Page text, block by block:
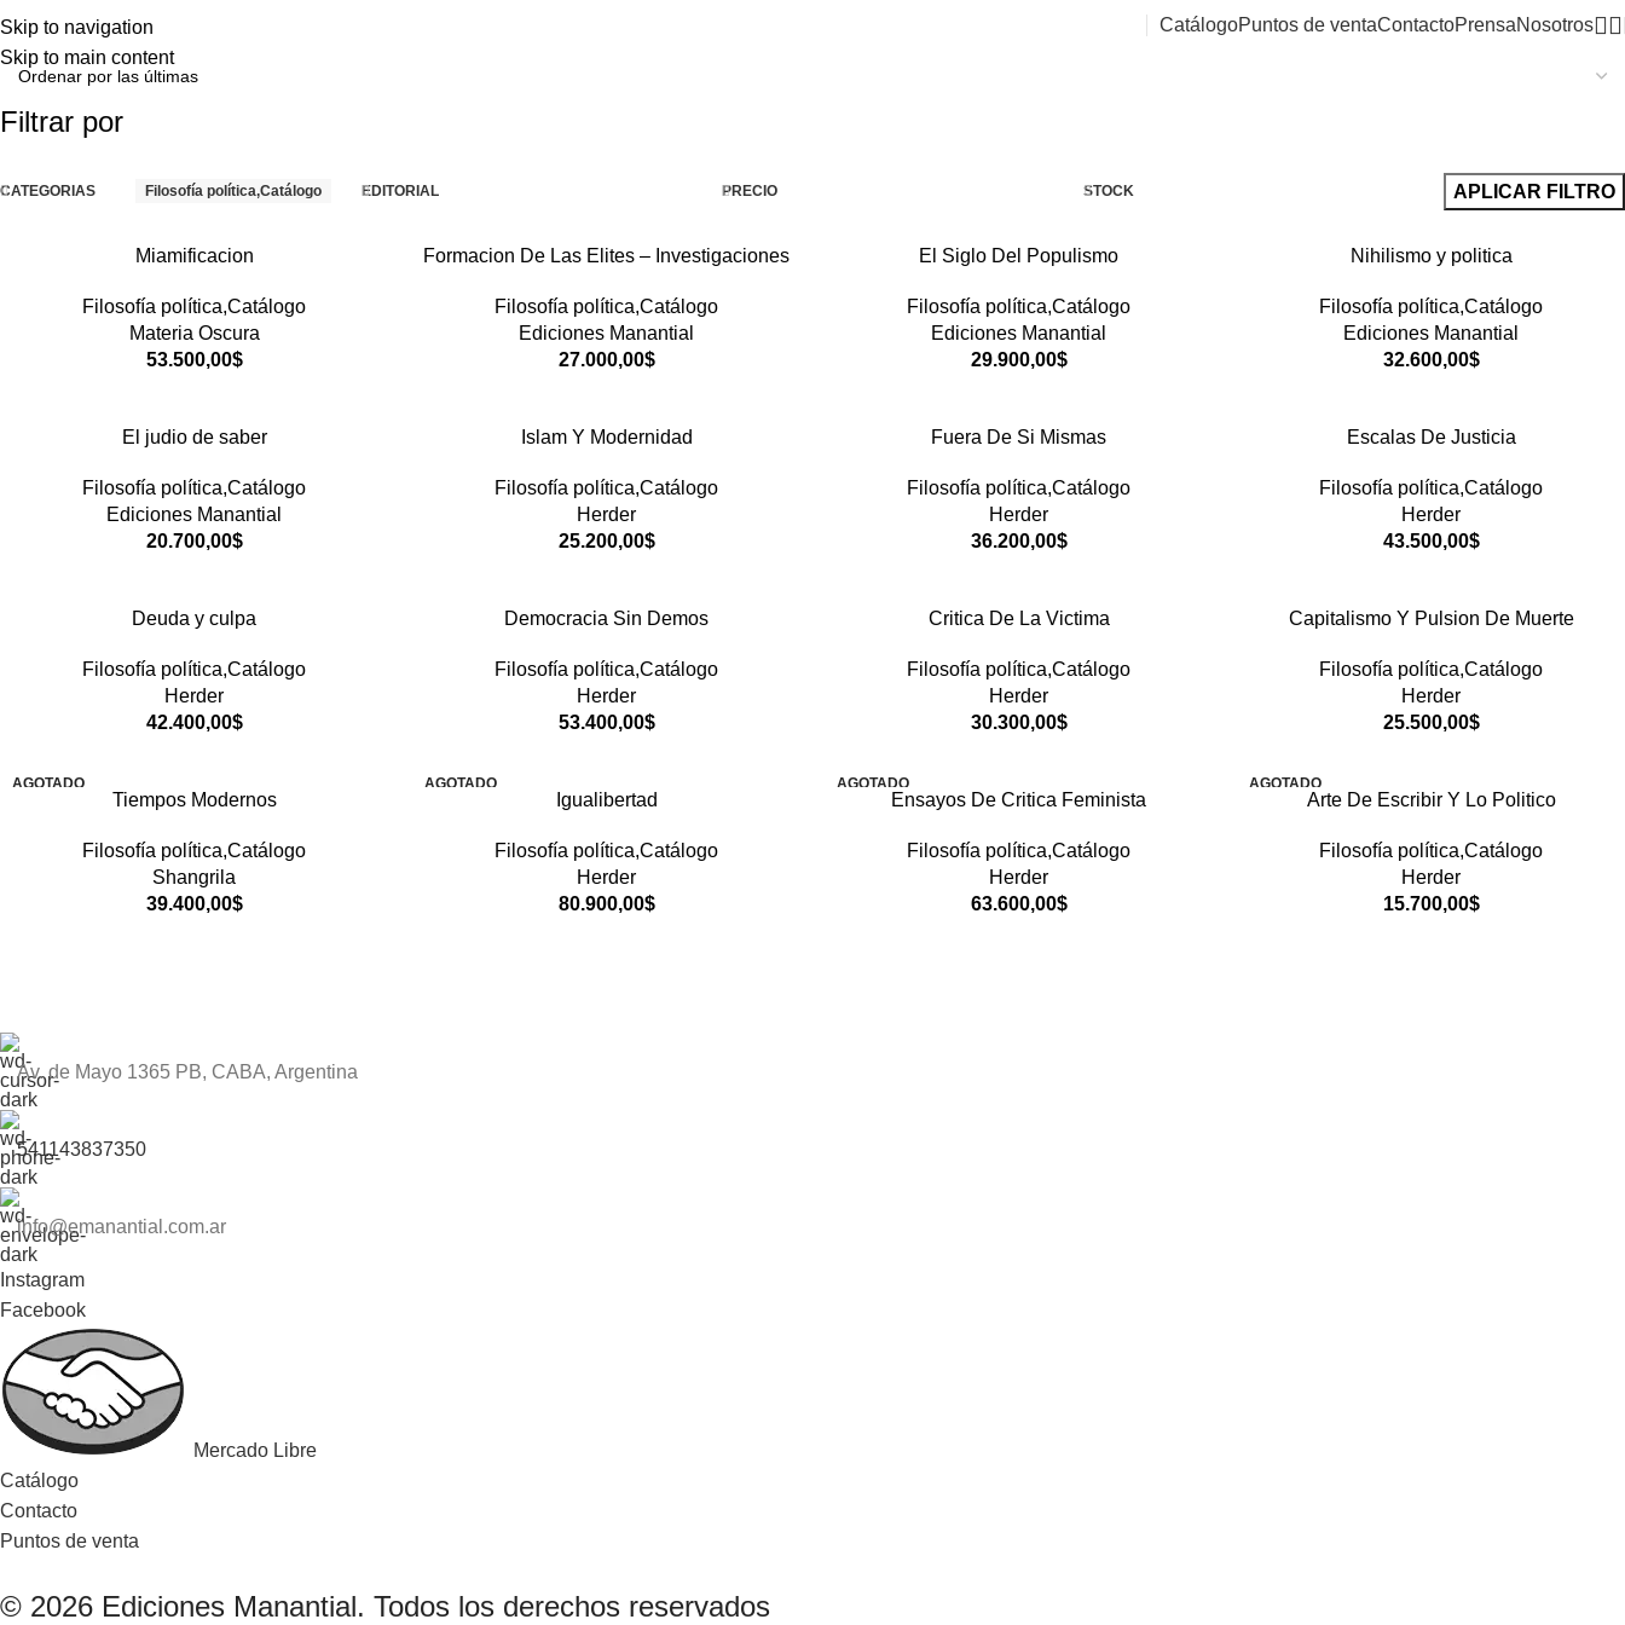
Skip to navigation
Skip to main content
CatálogoPuntos de ventaContactoPrensaNosotros
Filtrar por
CATEGORIAS Filosofía política,Catálogo EDITORIAL PRECIO STOCK APLICAR FILTRO
Miamificacion
Filosofía política,Catálogo
Materia Oscura
53.500,00$
Formacion De Las Elites – Investigaciones
Filosofía política,Catálogo
Ediciones Manantial
27.000,00$
El Siglo Del Populismo
Filosofía política,Catálogo
Ediciones Manantial
29.900,00$
Nihilismo y politica
Filosofía política,Catálogo
Ediciones Manantial
32.600,00$
El judio de saber
Filosofía política,Catálogo
Ediciones Manantial
20.700,00$
Islam Y Modernidad
Filosofía política,Catálogo
Herder
25.200,00$
Fuera De Si Mismas
Filosofía política,Catálogo
Herder
36.200,00$
Escalas De Justicia
Filosofía política,Catálogo
Herder
43.500,00$
Deuda y culpa
Filosofía política,Catálogo
Herder
42.400,00$
Democracia Sin Demos
Filosofía política,Catálogo
Herder
53.400,00$
Critica De La Victima
Filosofía política,Catálogo
Herder
30.300,00$
Capitalismo Y Pulsion De Muerte
Filosofía política,Catálogo
Herder
25.500,00$
AGOTADO
Tiempos Modernos
Filosofía política,Catálogo
Shangrila
39.400,00$
AGOTADO
Igualibertad
Filosofía política,Catálogo
Herder
80.900,00$
AGOTADO
Ensayos De Critica Feminista
Filosofía política,Catálogo
Herder
63.600,00$
AGOTADO
Arte De Escribir Y Lo Politico
Filosofía política,Catálogo
Herder
15.700,00$
Av. de Mayo 1365 PB, CABA, Argentina
541143837350
info@emanantial.com.ar
Instagram
Facebook
Mercado Libre
Catálogo
Contacto
Puntos de venta
© 2026 Ediciones Manantial. Todos los derechos reservados